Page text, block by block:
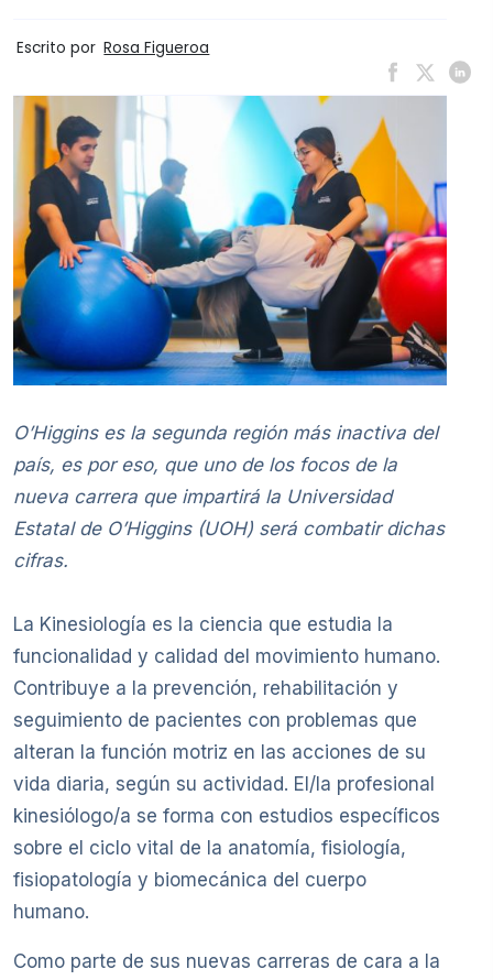
Escrito por Rosa Figueroa
O’Higgins es la segunda región más inactiva del
país, es por eso, que uno de los focos de la
nueva carrera que impartirá la Universidad
Estatal de O’Higgins (UOH) será combatir dichas
cifras.
La Kinesiología es la ciencia que estudia la
funcionalidad y calidad del movimiento humano.
Contribuye a la prevención, rehabilitación y
seguimiento de pacientes con problemas que
alteran la función motriz en las acciones de su
vida diaria, según su actividad. El/la profesional
kinesiólogo/a se forma con estudios específicos
sobre el ciclo vital de la anatomía, fisiología,
fisiopatología y biomecánica del cuerpo
humano.
Como parte de sus nuevas carreras de cara a la